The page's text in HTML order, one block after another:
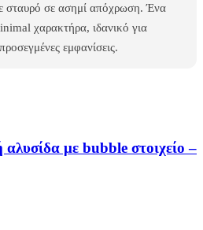
σταυρό σε ασημί απόχρωση. Ένα
χαρακτήρα, ιδανικό για
εμφανίσεις.
αλυσίδα με bubble στοιχείο –